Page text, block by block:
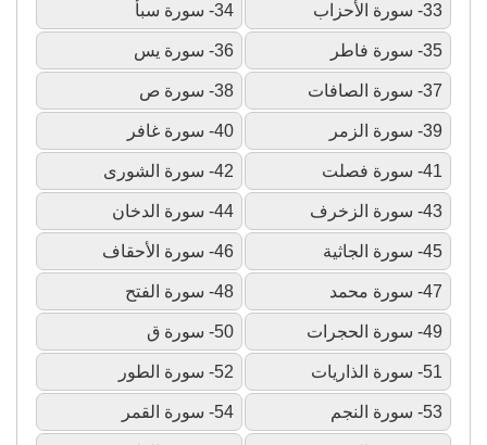
33- سورة الأحزاب 34- سورة سبأ
35- سورة فاطر 36- سورة يس
37- سورة الصافات 38- سورة ص
39- سورة الزمر 40- سورة غافر
41- سورة فصلت 42- سورة الشورى
43- سورة الزخرف 44- سورة الدخان
45- سورة الجاثية 46- سورة الأحقاف
47- سورة محمد 48- سورة الفتح
49- سورة الحجرات 50- سورة ق
51- سورة الذاريات 52- سورة الطور
53- سورة النجم 54- سورة القمر